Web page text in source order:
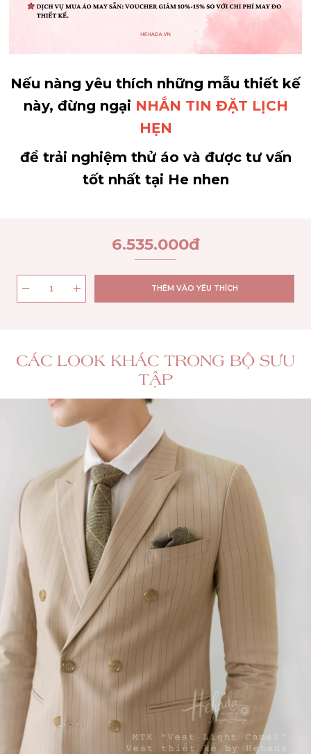
Nếu nàng yêu thích những mẫu thiết kế
này, đừng ngại NHẮN TIN ĐẶT LỊCH
HẸN
để trải nghiệm thử áo và được tư vấn
tốt nhất tại He nhen
6.535.000đ
THÊM VÀO YÊU THÍCH
CÁC LOOK KHÁC TRONG BỘ SƯU
TẬP